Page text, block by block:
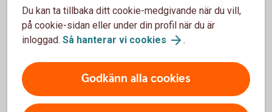
Vid för få lån inom respektive bindningstid redovisas ingen
genomsnittsränta.
Du kan ta tillbaka ditt cookie-medgivande när du vill,
på cookie-sidan eller under din profil när du är
inloggad. Så hanterar vi cookies .
Godkänn alla cookies